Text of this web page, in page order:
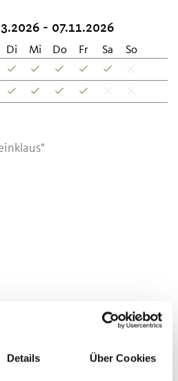
Details Über Cookies
- 07.11.2026
Di Mi Do Fr Sa
So